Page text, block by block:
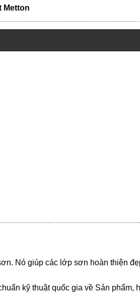
Metton
Nó giúp các lớp sơn hoàn thiện
kỹ thuật quốc gia về Sản